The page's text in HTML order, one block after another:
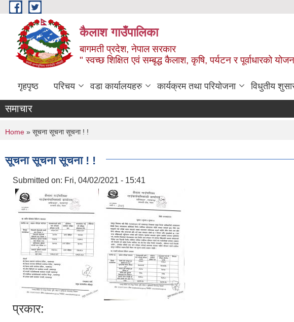
Skip to main content
कैलाश गाउँपालिका
बागमती प्रदेश, नेपाल सरकार
" स्वच्छ शिक्षित एवं सम्बृद्ध कैलाश, कृषि, पर्यटन र पूर्वाधारको
गृहपृष्ठ परिचय वडा कार्यालयहरु कार्यक्रम तथा परियोजना विधुतीय
समाचार
You are here
Home » सूचना सूचना सूचना ! !
सूचना सूचना सूचना ! !
Submitted on: Fri, 04/02/2021 - 15:41
प्रकार: